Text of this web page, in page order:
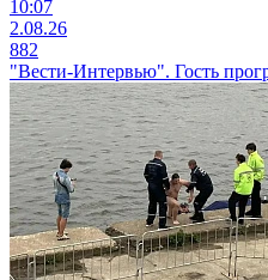
10:07
2.08.26
882
"Вести-Интервью". Гость